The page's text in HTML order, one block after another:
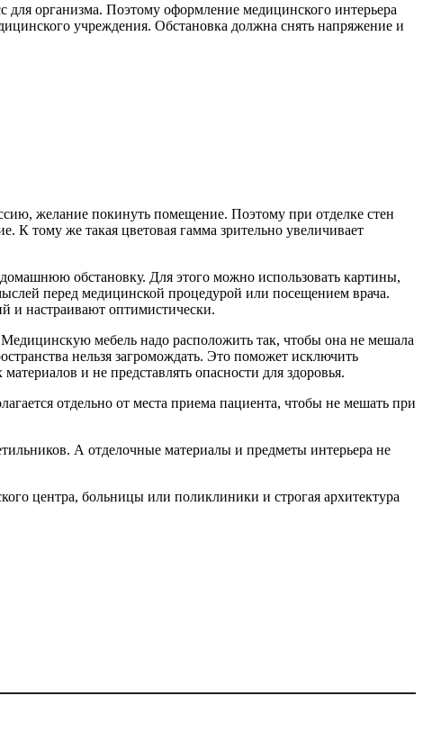
организма. Поэтому оформление медицинского интерьера
учреждения. Обстановка должна снять напряжение и
желание покинуть помещение. Поэтому при отделке стен
К тому же такая цветовая гамма зрительно увеличивает
обстановку. Для этого можно использовать картины,
перед медицинской процедурой или посещением врача.
и настраивают оптимистически.
мебель надо расположить так, чтобы она не мешала
нельзя загромождать. Это поможет исключить
и не представлять опасности для здоровья.
отдельно от места приема пациента, чтобы не мешать при
А отделочные материалы и предметы интерьера не
центра, больницы или поликлиники и строгая архитектура